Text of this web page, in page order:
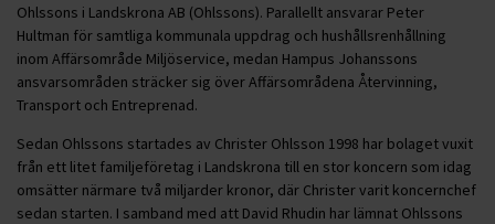
Ohlssons i Landskrona AB (Ohlssons). Parallellt ansvarar Peter
Hultman för samtliga kommunala uppdrag och hushållsrenhållning
inom Affärsområde Miljöservice, medan Hampus Johanssons
ansvarsområden sträcker sig över Affärsområdena Återvinning,
Transport och Entreprenad.
Sedan Ohlssons startades av Christer Ohlsson 1998 har bolaget vuxit
från ett litet familjeföretag i Landskrona till en stor koncern som idag
omsätter närmare två miljarder kronor, där Christer varit koncernchef
sedan starten. I samband med att David Rhudin har lämnat Ohlssons